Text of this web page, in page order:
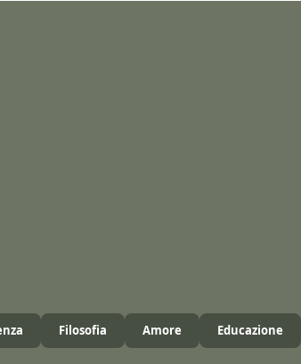
Filosofia Amore Educazione